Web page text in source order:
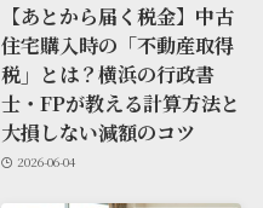
【あとから届く税金】中古
住宅購入時の「不動産取得
税」とは？横浜の行政書
士・FPが教える計算方法と
大損しない減額のコツ
2026-06-04